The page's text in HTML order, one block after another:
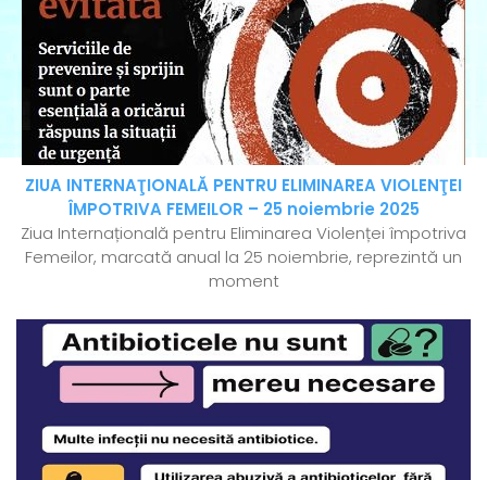
ZIUA INTERNAŢIONALĂ PENTRU ELIMINAREA VIOLENŢEI
ÎMPOTRIVA FEMEILOR – 25 noiembrie 2025
Ziua Internațională pentru Eliminarea Violenței împotriva
Femeilor, marcată anual la 25 noiembrie, reprezintă un
moment